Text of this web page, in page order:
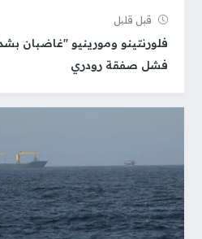
قبل قلیل
فلورنتينو ومورينيو "غاضبان
فشل صفقة رودري